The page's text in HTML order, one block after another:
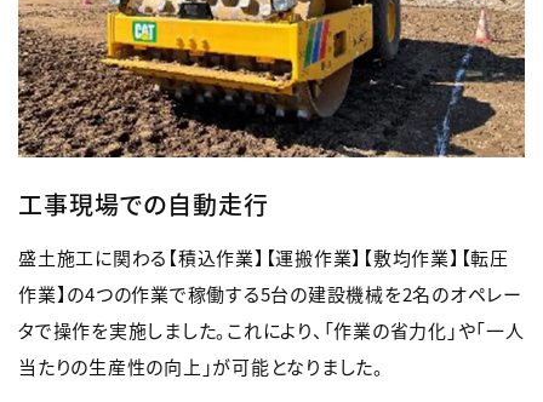
工事現場での自動走行
盛土施工に関わる【積込作業】【運搬作業】【敷均作業】【転圧
作業】の4つの作業で稼働する5台の建設機械を2名のオペレー
タで操作を実施しました。これにより、「作業の省力化」や「一人
当たりの生産性の向上」が可能となりました。